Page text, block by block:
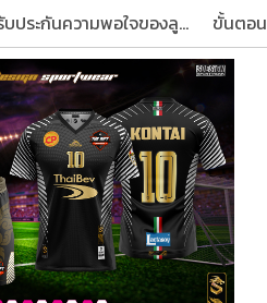
การรับประกันความพอใจของลูกค้า